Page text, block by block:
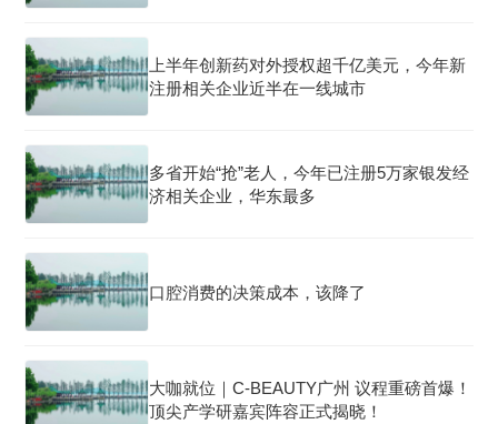
上半年创新药对外授权超千亿美元，今年新
注册相关企业近半在一线城市
多省开始“抢”老人，今年已注册5万家银发经
济相关企业，华东最多
口腔消费的决策成本，该降了
大咖就位｜C-BEAUTY广州 议程重磅首爆！
顶尖产学研嘉宾阵容正式揭晓！